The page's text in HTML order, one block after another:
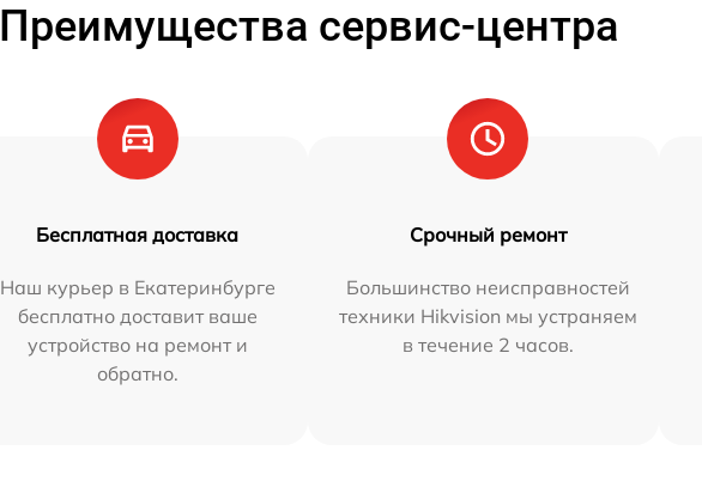
Преимущества сервис-центра
Бесплатная доставка
Наш курьер в Екатеринбурге
бесплатно доставит ваше
устройство на ремонт и
обратно.
Срочный ремонт
Большинство неисправностей
техники Hikvision мы устраняем
в течение 2 часов.